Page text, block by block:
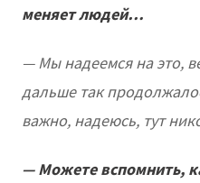
меняет людей…
— Мы надеемся на это,
дальше так
важно, надеюсь, тут
— Можете вспомнить,